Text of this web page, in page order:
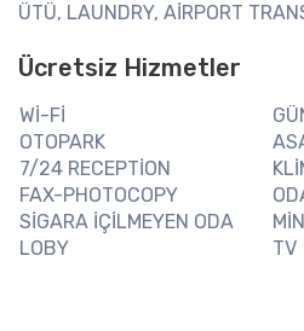
ÜTÜ, LAUNDRY, AİRPORT
Ücretsiz Hizmetler
Wİ-Fİ
OTOPARK
7/24 RECEPTİON
FAX-PHOTOCOPY
SİGARA İÇİLMEYEN ODA
LOBY
TV